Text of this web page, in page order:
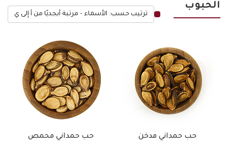
الحبوب
ترتيب حسب: الأسماء - مرتبة أبجديًا من أ إلى ي
حب حمداني محمص حب حمداني مدخن